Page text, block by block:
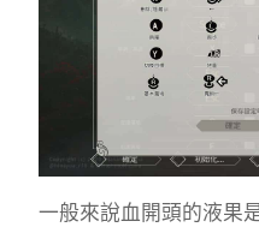
一般來說血開頭的液果